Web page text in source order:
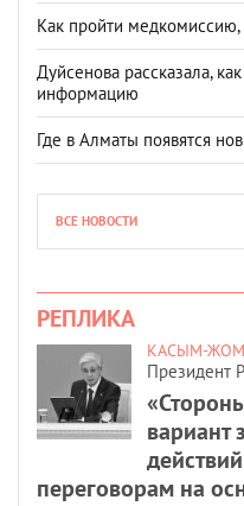
Как пройти
Дуйсенова рассказала,
информацию
Где в Алматы появятся
ВСЕ НОВОСТИ
РЕПЛИКА
КАСЫМ-
Президент
вариант
переговорам на